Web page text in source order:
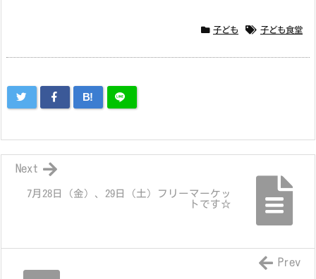
子ども 子ども食堂
B!
7月28日（金）、29日（土）フリーマーケッ
トです☆
Next
Prev